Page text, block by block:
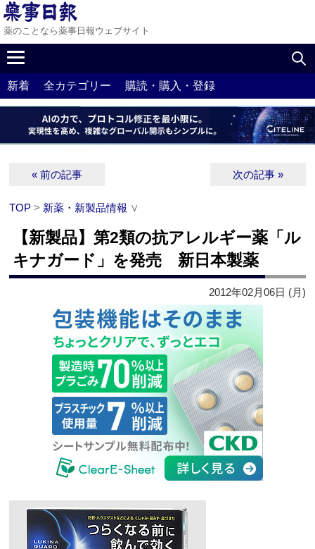
薬のことなら薬事日報ウェブサイト
新着 全カテゴリー 購読・購入・登録
« 前の記事 次の記事 »
TOP > 新薬・新製品情報 ∨
【新製品】第2類の抗アレルギー薬「ル
キナガード」を発売 新日本製薬
2012年02月06日 (月)